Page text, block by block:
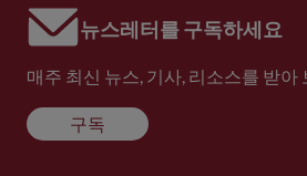
뉴스레터를 구독하세요
매주 최신 뉴스, 기사, 리소스를 받아
구독